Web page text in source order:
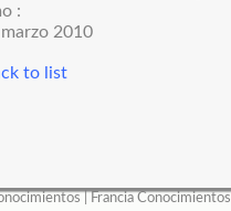
:
2010
to list
Francia Conocimientos